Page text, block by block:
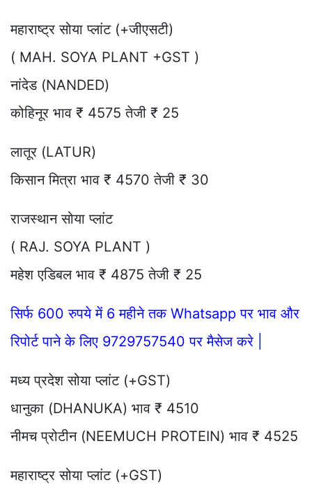
महाराष्ट्र सोया प्लांट (+जीएसटी)
( MAH. SOYA PLANT +GST )
नांदेड (NANDED)
कोहिनूर भाव ₹ 4575 तेजी ₹ 25
लातूर (LATUR)
किसान मित्रा भाव ₹ 4570 तेजी ₹ 30
राजस्थान सोया प्लांट
( RAJ. SOYA PLANT )
महेश एडिबल भाव ₹ 4875 तेजी ₹ 25
सिर्फ 600 रुपये में 6 महीने तक Whatsapp पर भाव और
रिपोर्ट पाने के लिए 9729757540 पर मैसेज करे |
मध्य प्रदेश सोया प्लांट (+GST)
धानुका (DHANUKA) भाव ₹ 4510
नीमच प्रोटीन (NEEMUCH PROTEIN) भाव ₹ 4525
महाराष्ट्र सोया प्लांट (+GST)